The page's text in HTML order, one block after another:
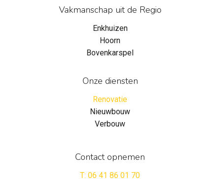
Vakmanschap uit de Regio
Enkhuizen
Hoorn
Bovenkarspel
Onze diensten
Renovatie
Nieuwbouw
Verbouw
Contact opnemen
T: 06 41 86 01 70